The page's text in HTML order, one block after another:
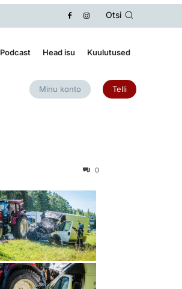
Otsi
Podcast Head isu Kuulutused
Minu konto Telli
0